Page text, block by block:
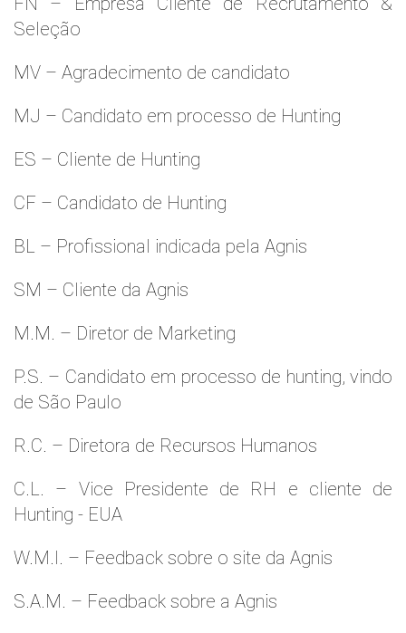
Seleção
MV – Agradecimento de candidato
MJ – Candidato em processo de Hunting
ES – Cliente de Hunting
CF – Candidato de Hunting
BL – Profissional indicada pela Agnis
SM – Cliente da Agnis
M.M. – Diretor de Marketing
P.S. – Candidato em processo de hunting, vindo
de São Paulo
R.C. – Diretora de Recursos Humanos
C.L. – Vice Presidente de RH e cliente de
Hunting - EUA
W.M.l. – Feedback sobre o site da Agnis
S.A.M. – Feedback sobre a Agnis